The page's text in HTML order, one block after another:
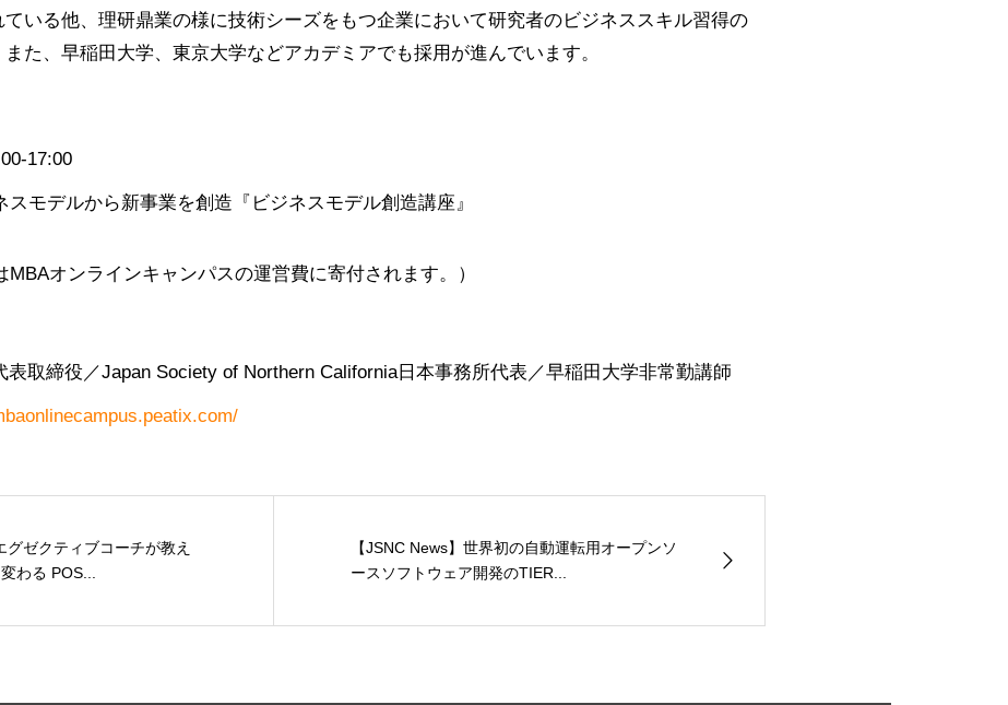
いる他、理研鼎業の様に技術シーズをもつ企業において研究者のビジネススキル習得の
た、早稲田大学、東京大学などアカデミアでも採用が進んでいます。
17:00
スモデルから新事業を創造『ビジネスモデル創造講座』
MBAオンラインキャンパスの運営費に寄付されます。）
取締役／Japan Society of Northern California日本事務所代表／早稲田大学非常勤講師
ゼクティブコーチが教え
わる POS...
【JSNC News】世界初の自動運転用オープンソ
ースソフトウェア開発のTIER...